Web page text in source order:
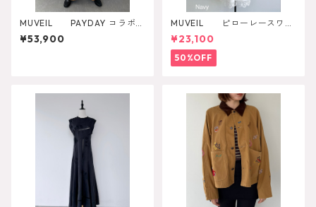
MUVEIL PAYDAY コラボパ
ンツ MA262FP701
¥53,900
MUVEIL ピローレースワン
ピース
¥23,100
50%OFF